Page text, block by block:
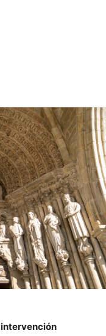
intervención